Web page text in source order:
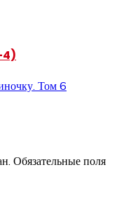
4)
Том 6
Обязательные поля